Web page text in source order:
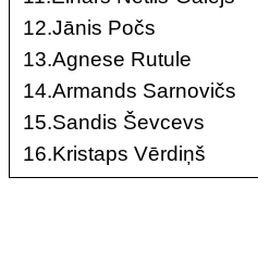
12.Jānis Počs
13.Agnese Rutule
14.Armands Sarnovičs
15.Sandis Ševcevs
16.Kristaps Vērdiņš